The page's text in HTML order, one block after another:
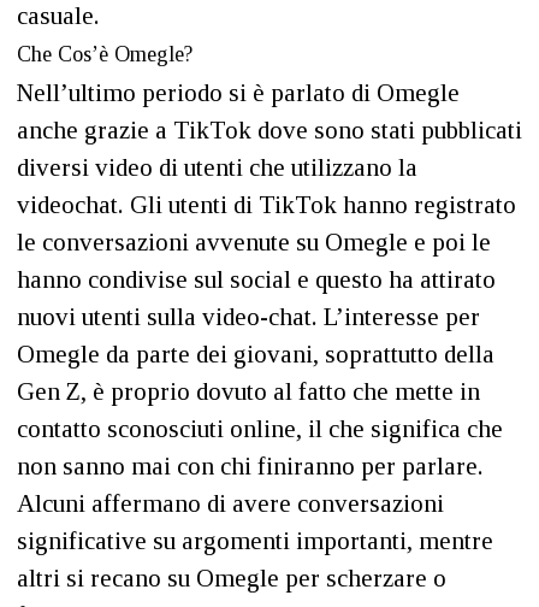
casuale.
Che Cos’è Omegle?
Nell’ultimo periodo si è parlato di Omegle
anche grazie a TikTok dove sono stati pubblicati
diversi video di utenti che utilizzano la
videochat. Gli utenti di TikTok hanno registrato
le conversazioni avvenute su Omegle e poi le
hanno condivise sul social e questo ha attirato
nuovi utenti sulla video-chat. L’interesse per
Omegle da parte dei giovani, soprattutto della
Gen Z, è proprio dovuto al fatto che mette in
contatto sconosciuti online, il che significa che
non sanno mai con chi finiranno per parlare.
Alcuni affermano di avere conversazioni
significative su argomenti importanti, mentre
altri si recano su Omegle per scherzare o